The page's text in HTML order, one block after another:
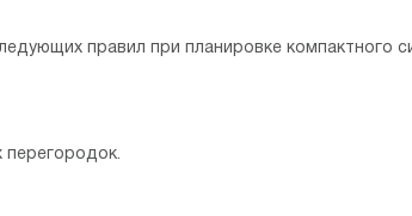
правил при планировке компактного
перегородок.